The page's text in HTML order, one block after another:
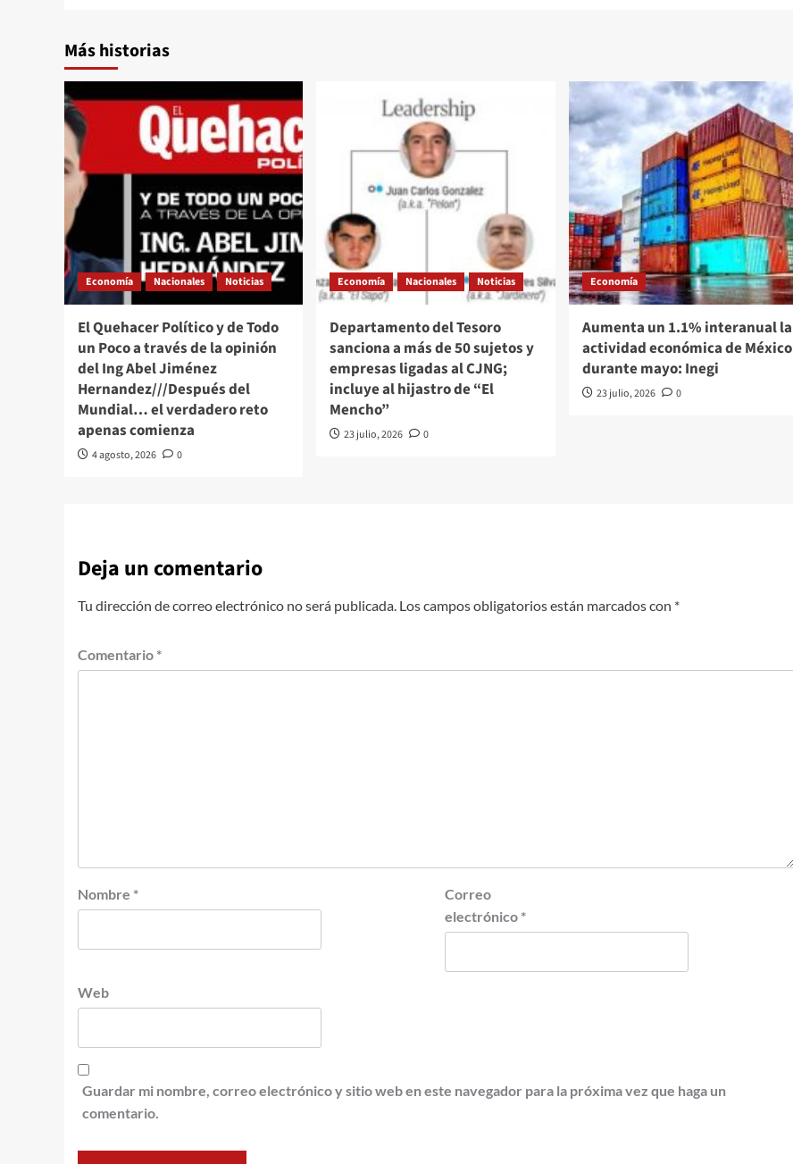
Más historias
Economía Nacionales Noticias
El Quehacer Político y de Todo
un Poco a través de la opinión
del Ing Abel Jiménez
Hernandez///Después del
Mundial… el verdadero reto
apenas comienza
4 agosto, 2026 0
Economía Nacionales Noticias
Departamento del Tesoro
sanciona a más de 50 sujetos y
empresas ligadas al CJNG;
incluye al hijastro de “El
Mencho”
23 julio, 2026 0
Economía
Aumenta un 1.1% interanual la
actividad económica de México
durante mayo: Inegi
23 julio, 2026 0
Deja un comentario
Tu dirección de correo electrónico no será publicada. Los campos obligatorios están marcados con *
Comentario *
Nombre *
Correo
electrónico *
Web
Guardar mi nombre, correo electrónico y sitio web en este navegador para la próxima vez que haga un
comentario.